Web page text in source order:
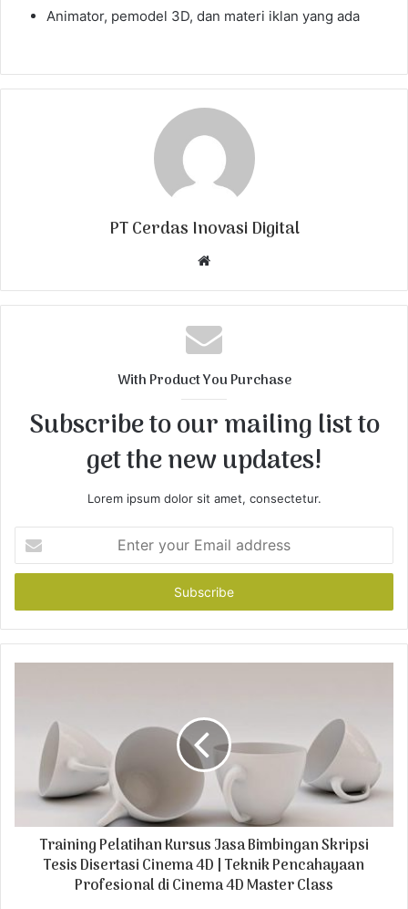
Animator, pemodel 3D, dan materi iklan yang ada
PT Cerdas Inovasi Digital
b
s
i
With Product You Purchase
Subscribe to our mailing list to
get the new updates!
Lorem ipsum dolor sit amet, consectetur.
t
r
y
Training Pelatihan Kursus Jasa Bimbingan Skripsi
Tesis Disertasi Cinema 4D | Teknik Pencahayaan
Profesional di Cinema 4D Master Class